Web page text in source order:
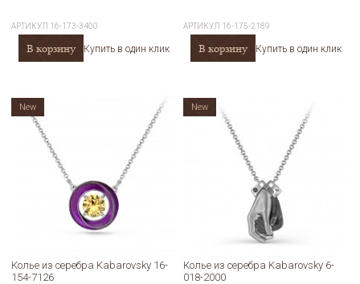
АРТИКУЛ 16-173-3400
В корзину Купить в один клик
АРТИКУЛ 16-175-2189
В корзину Купить в один клик
Колье из серебра Kabarovsky 16-
154-7126
New
Колье из серебра Kabarovsky 6-
018-2000
New